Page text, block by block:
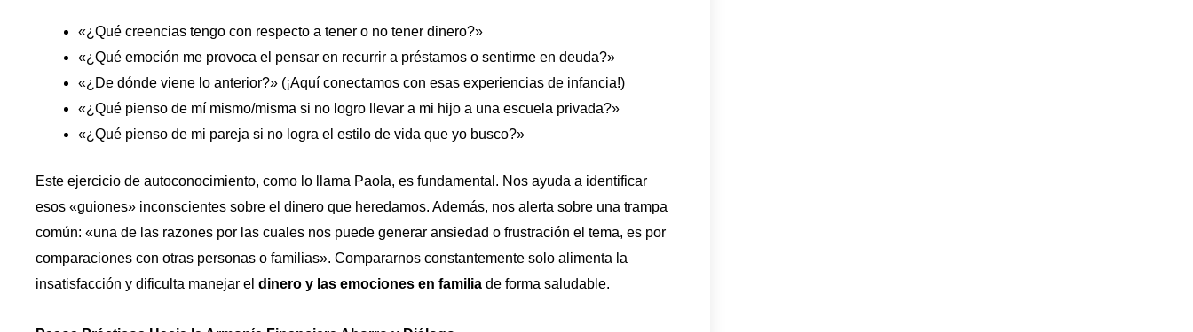
«¿Qué creencias tengo con respecto a tener o no tener dinero?»
«¿Qué emoción me provoca el pensar en recurrir a préstamos o sentirme en deuda?»
«¿De dónde viene lo anterior?» (¡Aquí conectamos con esas experiencias de infancia!)
«¿Qué pienso de mí mismo/misma si no logro llevar a mi hijo a una escuela privada?»
«¿Qué pienso de mi pareja si no logra el estilo de vida que yo busco?»
Este ejercicio de autoconocimiento, como lo llama Paola, es fundamental. Nos ayuda a identificar
esos «guiones» inconscientes sobre el dinero que heredamos. Además, nos alerta sobre una trampa
común: «una de las razones por las cuales nos puede generar ansiedad o frustración el tema, es por
comparaciones con otras personas o familias». Compararnos constantemente solo alimenta la
insatisfacción y dificulta manejar el dinero y las emociones en familia de forma saludable.